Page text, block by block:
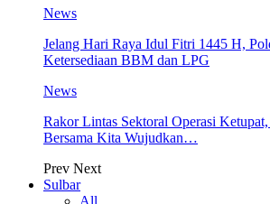
News
Jelang Hari Raya Idul Fitri 1445 H,
Ketersediaan BBM dan LPG
News
Rakor Lintas Sektoral Operasi
Bersama Kita Wujudkan…
Prev Next
Sulbar
All